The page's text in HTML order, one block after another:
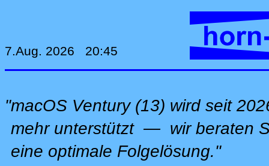
7.Aug. 2026 20:45
"macOS Ventury (13) wird seit
mehr unterstützt — wir beraten
eine optimale Folgelösung."